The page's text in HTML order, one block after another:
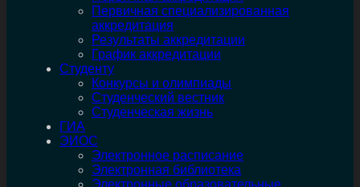
Первичная специализированная
аккредитация
Результаты аккредитации
График аккредитации
Студенту
Конкурсы и олимпиады
Студенческий вестник
Студенческая жизнь
ГИА
ЭИОС
Электронное расписание
Электронная библиотека
Электронные образовательные